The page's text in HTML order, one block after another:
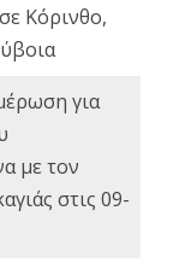
Κόρινθο,
για
με τον
στις 09-